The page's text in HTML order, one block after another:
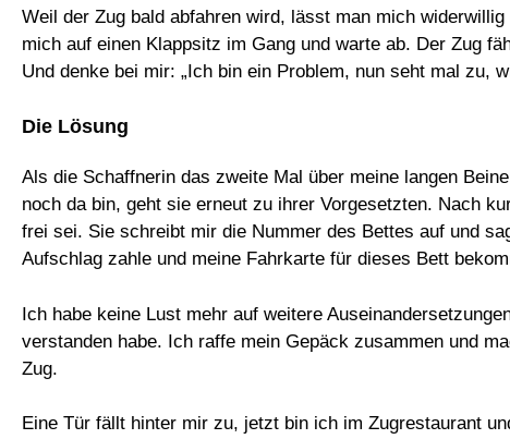
Weil der Zug bald abfahren wird, lässt man mich
mich auf einen Klappsitz im Gang und warte ab. Der Zug
Und denke bei mir: „Ich bin ein Problem, nun seht mal zu,
Die Lösung
Als die Schaffnerin das zweite Mal über meine langen
noch da bin, geht sie erneut zu ihrer Vorgesetzten. Nach
frei sei. Sie schreibt mir die Nummer des Bettes auf und
Aufschlag zahle und meine Fahrkarte für dieses Bett
Ich habe keine Lust mehr auf weitere
verstanden habe. Ich raffe mein Gepäck zusammen und
Zug.
Eine Tür fällt hinter mir zu, jetzt bin ich im Zugrestaurant